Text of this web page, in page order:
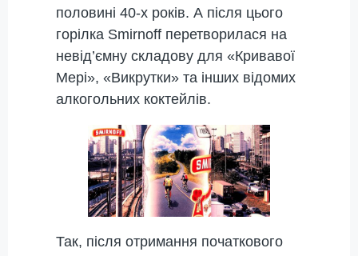
половині 40-х років. А після цього
горілка Smirnoff перетворилася на
невід’ємну складову для «Кривавої
Мері», «Викрутки» та інших відомих
алкогольних коктейлів.
Так, після отримання початкового